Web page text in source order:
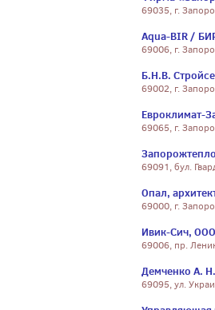
69035, г.
Aqua-BIR /
69006, г.
Б.Н.В.
69002, г.
Евроклимат-
69065, г.
69091, бул.
Опал,
69000, г.
Ивик-Сич, ООО
69006, пр.
Демченко А.
69095, ул.